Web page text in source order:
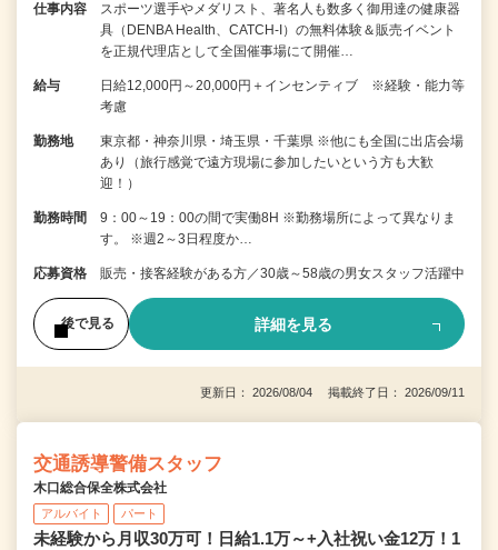
仕事内容
スポーツ選手やメダリスト、著名人も数多く御用達の健康器
具（DENBA Health、CATCH-I）の無料体験＆販売イベント
を正規代理店として全国催事場にて開催…
給与
日給12,000円～20,000円＋インセンティブ ※経験・能力等
考慮
勤務地
東京都・神奈川県・埼玉県・千葉県 ※他にも全国に出店会場
あり（旅行感覚で遠方現場に参加したいという方も大歓
迎！）
勤務時間
9：00～19：00の間で実働8H ※勤務場所によって異なりま
す。 ※週2～3日程度か…
応募資格 販売・接客経験がある方／30歳～58歳の男女スタッフ活躍中
後で見る 詳細を見る
更新日： 2026/08/04 掲載終了日： 2026/09/11
交通誘導警備スタッフ
木口総合保全株式会社
アルバイト パート
未経験から月収30万可！日給1.1万～+入社祝い金12万！1